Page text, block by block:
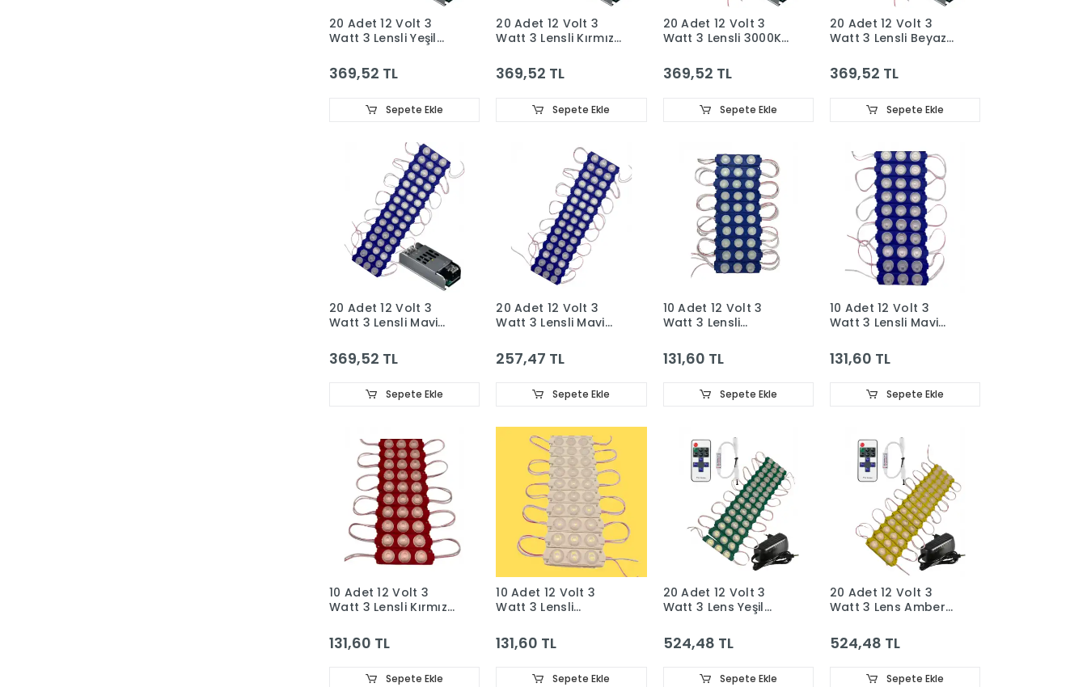
20 Adet 12 Volt 3
Watt 3 Lensli Yeşil
5A Slim Trafo Set
369,52 TL
Sepete Ekle
20 Adet 12 Volt 3
Watt 3 Lensli Kırmızı
5A Slim Trafo Set
369,52 TL
Sepete Ekle
20 Adet 12 Volt 3
Watt 3 Lensli 3000K
Led Modül 5A Slim
Trafo Set
369,52 TL
Sepete Ekle
20 Adet 12 Volt 3
Watt 3 Lensli Beyaz
5A Slim Trafo Set
369,52 TL
Sepete Ekle
20 Adet 12 Volt 3
Watt 3 Lensli Mavi
5A Slim Trafo Set
369,52 TL
Sepete Ekle
20 Adet 12 Volt 3
Watt 3 Lensli Mavi
IP65
257,47 TL
Sepete Ekle
10 Adet 12 Volt 3
Watt 3 Lensli
Led Modül IP65
131,60 TL
Sepete Ekle
10 Adet 12 Volt 3
Watt 3 Lensli Mavi
IP65
131,60 TL
Sepete Ekle
10 Adet 12 Volt 3
Watt 3 Lensli Kırmızı
IP65
131,60 TL
Sepete Ekle
10 Adet 12 Volt 3
Watt 3 Lensli
Led Modül IP65
131,60 TL
Sepete Ekle
20 Adet 12 Volt 3
Watt 3 Lens Yeşil
Tek Renk RF Dimmer
3A Priz Tipi Adaptör
524,48 TL
Sepete Ekle
20 Adet 12 Volt 3
Watt 3 Lens Amber
Tek Renk RF Dimmer
3A Priz Tipi Adaptör
524,48 TL
Sepete Ekle